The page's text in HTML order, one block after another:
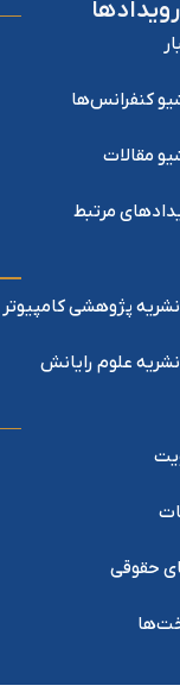
رویدادها
کنفرانس‌ها
مقالات
مرتبط
نشریه پژوهشی کامپیوتر
نشریه علوم رایانش
حقوقی